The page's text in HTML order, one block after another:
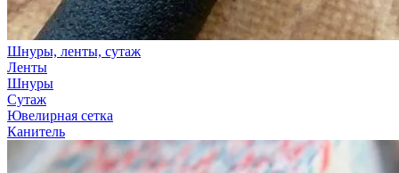
Шнуры, ленты, сутаж
Ленты
Шнуры
Сутаж
Ювелирная сетка
Канитель